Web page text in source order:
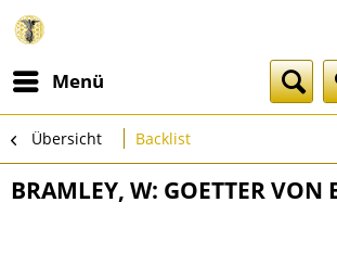
Menü
Übersicht Backlist
BRAMLEY, W: GOETTER VON